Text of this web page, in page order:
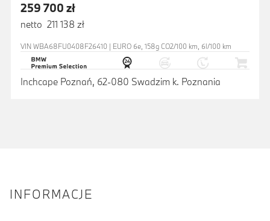
259 700 zł
netto 211 138 zł
VIN WBA68FU0408F26410 | EURO 6e, 158g CO2/100 km, 6l/100 km
Inchcape Poznań, 62-080 Swadzim k. Poznania
INFORMACJE